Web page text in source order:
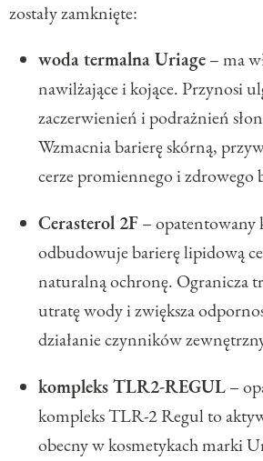
zostały zamknięte:
woda termalna Uriage– ma
nawilżające i kojące. Przynosi
zaczerwienień i podrażnień
Wzmacnia barierę skórną,
cerze promiennego i zdrowego
Cerasterol 2F– opatentowany
odbudowuje barierę lipidową
naturalną ochronę. Ogranicza
utratę wody i zwiększa
działanie czynników
kompleks TLR2-REGUL–
kompleks TLR-2 Regul to
obecny w kosmetykach marki